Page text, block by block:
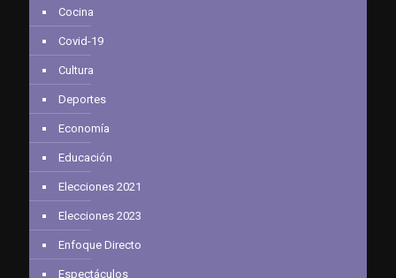
Cocina
Covid-19
Cultura
Deportes
Economía
Educación
Elecciones 2021
Elecciones 2023
Enfoque Directo
Espectáculos